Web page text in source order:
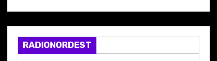
z
i
o
o
k
g
a
m
r r
m
RADIONORDEST